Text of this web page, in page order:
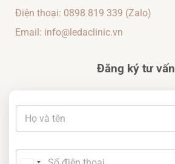
Điện thoại: 0898 819 339 (Zalo)
Email: info@ledaclinic.vn
Đăng ký tư vấn
ị
t
n
S